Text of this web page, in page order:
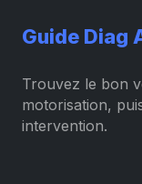
Guide Diag
Trouvez le bon
motorisation,
intervention.